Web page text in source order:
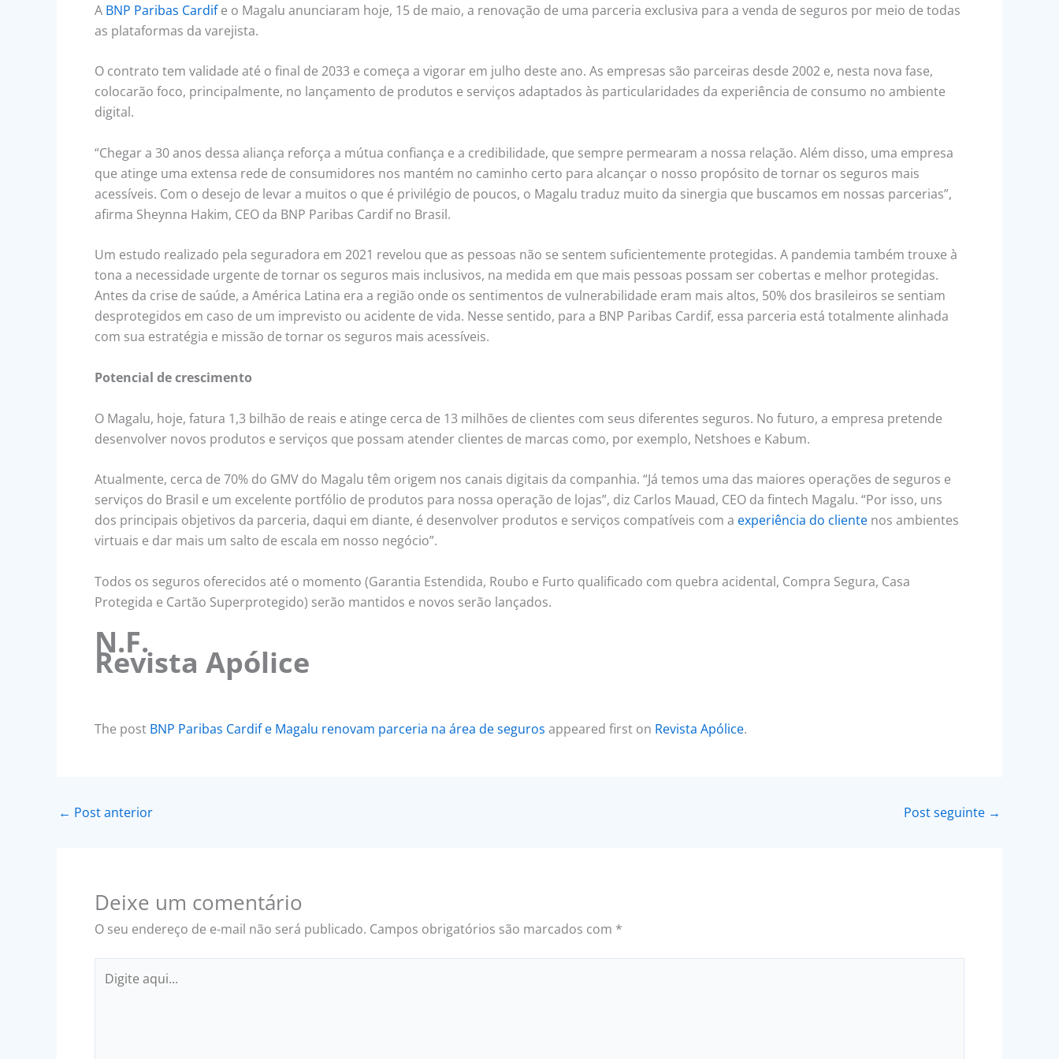
A BNP Paribas Cardife o Magalu anunciaram hoje, 15 de maio, a renovação de uma parceria exclusiva para a venda de seguros por meio de todas
as plataformas da varejista.
O contrato tem validade até o final de 2033 e começa a vigorar em julho deste ano. As empresas são parceiras desde 2002 e, nesta nova fase,
colocarão foco, principalmente, no lançamento de produtos e serviços adaptados às particularidades da experiência de consumo no ambiente
digital.
“Chegar a 30 anos dessa aliança reforça a mútua confiança e a credibilidade, que sempre permearam a nossa relação. Além disso, uma empresa
que atinge uma extensa rede de consumidores nos mantém no caminho certo para alcançar o nosso propósito de tornar os seguros mais
acessíveis. Com o desejo de levar a muitos o que é privilégio de poucos, o Magalu traduz muito da sinergia que buscamos em nossas parcerias”,
afirma Sheynna Hakim, CEO da BNP Paribas Cardif no Brasil.
Um estudo realizado pela seguradora em 2021 revelou que as pessoas não se sentem suficientemente protegidas. A pandemia também trouxe à
tona a necessidade urgente de tornar os seguros mais inclusivos, na medida em que mais pessoas possam ser cobertas e melhor protegidas.
Antes da crise de saúde, a América Latina era a região onde os sentimentos de vulnerabilidade eram mais altos, 50% dos brasileiros se sentiam
desprotegidos em caso de um imprevisto ou acidente de vida. Nesse sentido, para a BNP Paribas Cardif, essa parceria está totalmente alinhada
com sua estratégia e missão de tornar os seguros mais acessíveis.
Potencial de crescimento
O Magalu, hoje, fatura 1,3 bilhão de reais e atinge cerca de 13 milhões de clientes com seus diferentes seguros. No futuro, a empresa pretende
desenvolver novos produtos e serviços que possam atender clientes de marcas como, por exemplo, Netshoes e Kabum.
Atualmente, cerca de 70% do GMV do Magalu têm origem nos canais digitais da companhia. “Já temos uma das maiores operações de seguros e
serviços do Brasil e um excelente portfólio de produtos para nossa operação de lojas”, diz Carlos Mauad, CEO da fintech Magalu. “Por isso, uns
dos principais objetivos da parceria, daqui em diante, é desenvolver produtos e serviços compatíveis com a experiência do cliente nos ambientes
virtuais e dar mais um salto de escala em nosso negócio”.
Todos os seguros oferecidos até o momento (Garantia Estendida, Roubo e Furto qualificado com quebra acidental, Compra Segura, Casa
Protegida e Cartão Superprotegido) serão mantidos e novos serão lançados.
N.F.
Revista Apólice
The post BNP Paribas Cardif e Magalu renovam parceria na área de seguros appeared first on Revista Apólice.
← Post anterior Post seguinte →
Deixe um comentário
O seu endereço de e-mail não será publicado. Campos obrigatórios são marcados com *
aqui...